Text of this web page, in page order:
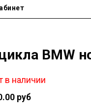
BMW
в наличии
руб